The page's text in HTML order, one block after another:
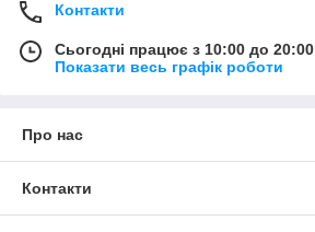
Контакти
Сьогодні працює з 10:00 до 20:00
Показати весь графік роботи
Про нас
Контакти